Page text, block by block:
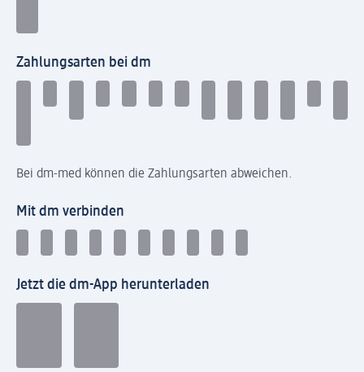
Zahlungsarten bei dm
Bei dm-med können die Zahlungsarten abweichen.
Mit dm verbinden
Jetzt die dm-App herunterladen